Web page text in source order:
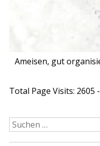
Ameisen, gut
Total Page Visits: 2605
Suchen
nach: